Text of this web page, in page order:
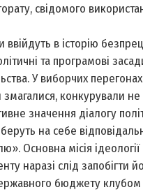
свідомого
в історію
та програмові
У виборчих
конкурували не
значення діалогу
беруть на себе
Основна місія ідеології
наразі слід запобігти
бюджету клубом